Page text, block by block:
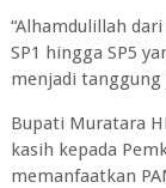
“Alhamdulillah
SP1 hingga SP5
menjadi tanggung
Bupati Muratara
kasih kepada
memanfaatkan